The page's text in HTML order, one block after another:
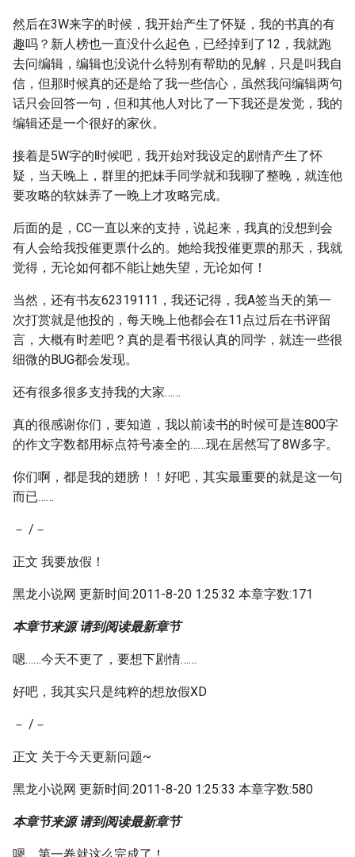
然后在3W来字的时候，我开始产生了怀疑，我的书真的有
趣吗？新人榜也一直没什么起色，已经掉到了12，我就跑
去问编辑，编辑也没说什么特别有帮助的见解，只是叫我自
信，但那时候真的还是给了我一些信心，虽然我问编辑两句
话只会回答一句，但和其他人对比了一下我还是发觉，我的
编辑还是一个很好的家伙。
接着是5W字的时候吧，我开始对我设定的剧情产生了怀
疑，当天晚上，群里的把妹手同学就和我聊了整晚，就连他
要攻略的软妹弄了一晚上才攻略完成。
后面的是，CC一直以来的支持，说起来，我真的没想到会
有人会给我投催更票什么的。她给我投催更票的那天，我就
觉得，无论如何都不能让她失望，无论如何！
当然，还有书友62319111，我还记得，我A签当天的第一
次打赏就是他投的，每天晚上他都会在11点过后在书评留
言，大概有时差吧？真的是看书很认真的同学，就连一些很
细微的BUG都会发现。
还有很多很多支持我的大家……
真的很感谢你们，要知道，我以前读书的时候可是连800字
的作文字数都用标点符号凑全的……现在居然写了8W多字。
你们啊，都是我的翅膀！！好吧，其实最重要的就是这一句
而已……
－ /－
正文 我要放假！
黑龙小说网 更新时间:2011-8-20 1:25:32 本章字数:171
本章节来源 请到阅读最新章节
嗯……今天不更了，要想下剧情……
好吧，我其实只是纯粹的想放假XD
－ /－
正文 关于今天更新问题~
黑龙小说网 更新时间:2011-8-20 1:25:33 本章字数:580
本章节来源 请到阅读最新章节